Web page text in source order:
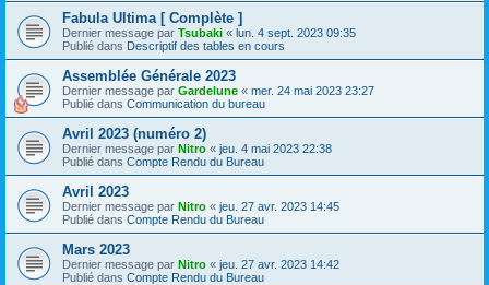
Fabula Ultima [ Complète ]
Dernier message par Tsubaki « lun. 4 sept. 2023 09:35
Publié dans Descriptif des tables en cours
Assemblée Générale 2023
Dernier message par Gardelune « mer. 24 mai 2023 23:27
Publié dans Communication du bureau
Avril 2023 (numéro 2)
Dernier message par Nitro « jeu. 4 mai 2023 22:38
Publié dans Compte Rendu du Bureau
Avril 2023
Dernier message par Nitro « jeu. 27 avr. 2023 14:45
Publié dans Compte Rendu du Bureau
Mars 2023
Dernier message par Nitro « jeu. 27 avr. 2023 14:42
Publié dans Compte Rendu du Bureau